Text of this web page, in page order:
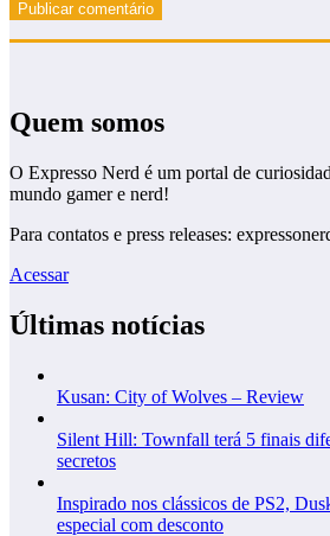
Quem somos
O Expresso Nerd é um portal de
mundo gamer e nerd!
Para contatos e press releases:
Acessar
Últimas notícias
Kusan: City of Wolves – Review
Silent Hill: Townfall terá 5 finais
secretos
Inspirado nos clássicos de PS2,
especial com desconto